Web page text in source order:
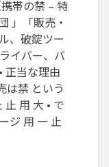
帯の禁 – 特
」「販売・
、破錠ツー
イバー、バ
正当な理由
は禁 という
止 用 大 • で
ジ 用 一 止